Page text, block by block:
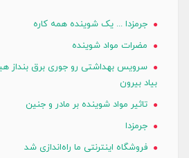
جرمزدا ... یک شوینده همه کاره
مضرات مواد شوینده
سرویس بهداشتی رو جوری برق
بیاد بیرون
تاثیر مواد شوینده بر مادر و جنین
جرمزدا
فروشگاه اینترنتی ما راه‌اندازی شد